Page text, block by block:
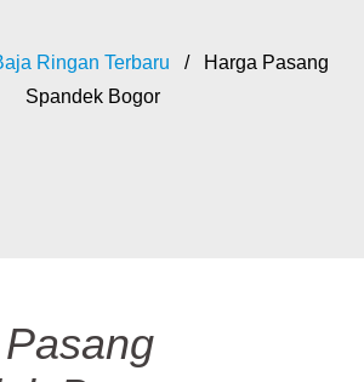
Ringan Terbaru / Harga Pasang
Spandek Bogor